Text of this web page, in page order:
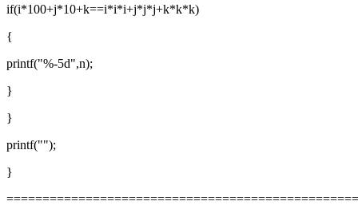
if(i*100+j*10+k==i*i*i+j*j*j+k*k*k)
{
printf("%-5d",n);
}
}
printf("");
}